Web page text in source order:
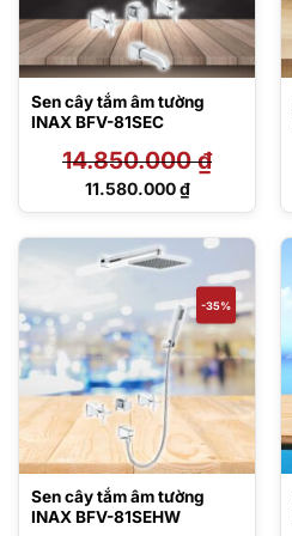
Sen cây tắm âm tường
INAX BFV-81SEC
14.850.000₫
Giá
14.850.000 ₫.
11.580.000₫
Giá
tại
là:
11.580.000 ₫.
-35%
Sen cây tắm âm tường
INAX BFV-81SEHW